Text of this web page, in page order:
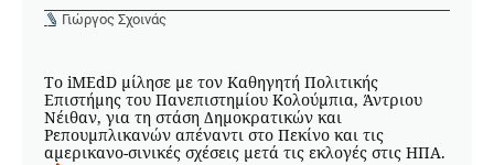
Γιώργος Σχοινάς
Το iMEdD μίλησε με τον Καθηγητή Πολιτικής
Επιστήμης του Πανεπιστημίου Κολούμπια, Άντριου
Νέιθαν, για τη στάση Δημοκρατικών και
Ρεπουμπλικανών απέναντι στο Πεκίνο και τις
αμερικανο-σινικές σχέσεις μετά τις εκλογές στις ΗΠΑ.